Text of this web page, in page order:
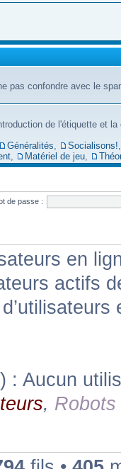
pas confondre avec le
de l'étiquette et la
Généralités, Socialisons!,
, Matériel de jeu,
de passe :
en
actifs
: Aucun
, Robots